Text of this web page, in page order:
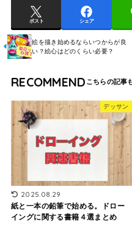
ポスト シェア
絵を描き始めるならいつからが良
い？絵心はどのくらい必要？
RECOMMEND
デッサン
2025.08.29
紙と一本の鉛筆で始める。ドロー
イングに関する書籍４選まとめ